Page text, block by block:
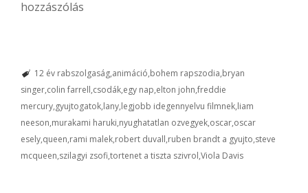
hozzászólás
12 év rabszolgaság animáció bohem rapszodia bryan
singer colin farrell csodák egy nap elton john freddie
mercury gyujtogatok lany legjobb idegennyelvu filmnek liam
neeson murakami haruki nyughatatlan ozvegyek oscar oscar
esely queen rami malek robert duvall ruben brandt a gyujto steve
mcqueen szilagyi zsofi tortenet a tiszta szivrol Viola Davis